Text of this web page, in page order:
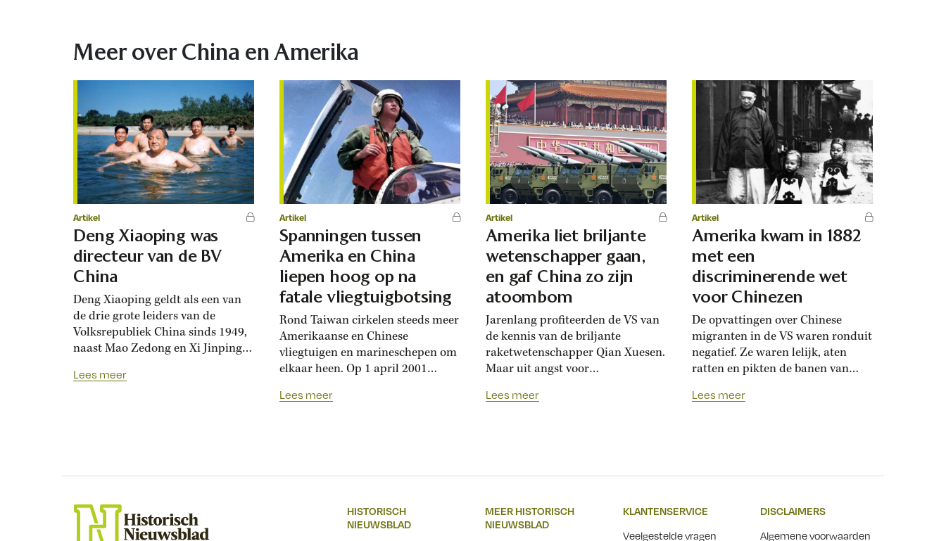
Meer over China en Amerika
Artikel
Deng Xiaoping was
directeur van de BV
China
Deng Xiaoping geldt als een van
de drie grote leiders van de
Volksrepubliek China sinds 1949,
naast Mao Zedong en Xi Jinping.
veranderen in een economische
resolutie aan....
Lees meer
Artikel
Spanningen tussen
Amerika en China
liepen hoog op na
fatale vliegtuigbotsing
Rond Taiwan cirkelen steeds meer
Amerikaanse en Chinese
vliegtuigen en marineschepen om
elkaar heen. Op 1 april 2001
Chinees militair toestel elkaar in
Lees meer
Artikel
Amerika liet briljante
wetenschapper gaan,
en gaf China zo zijn
atoombom
Jarenlang profiteerden de VS van
de kennis van de briljante
raketwetenschapper Qian Xuesen.
Maar uit angst voor
hem in 1955 terug naar China.
bekend werd dat Qian Xuesen op
31 oktober 2009 op 98-jarige
Lees meer
Artikel
Amerika kwam in 1882
met een
discriminerende wet
voor Chinezen
De opvattingen over Chinese
migranten in de VS waren ronduit
negatief. Ze waren lelijk, aten
ratten en pikten de banen van
beweerd. In die sfeer kwam in
Lees meer
HISTORISCH
NIEUWSBLAD
MEER HISTORISCH
NIEUWSBLAD
KLANTENSERVICE
Veelgestelde vragen
DISCLAIMERS
Algemene voorwaarden